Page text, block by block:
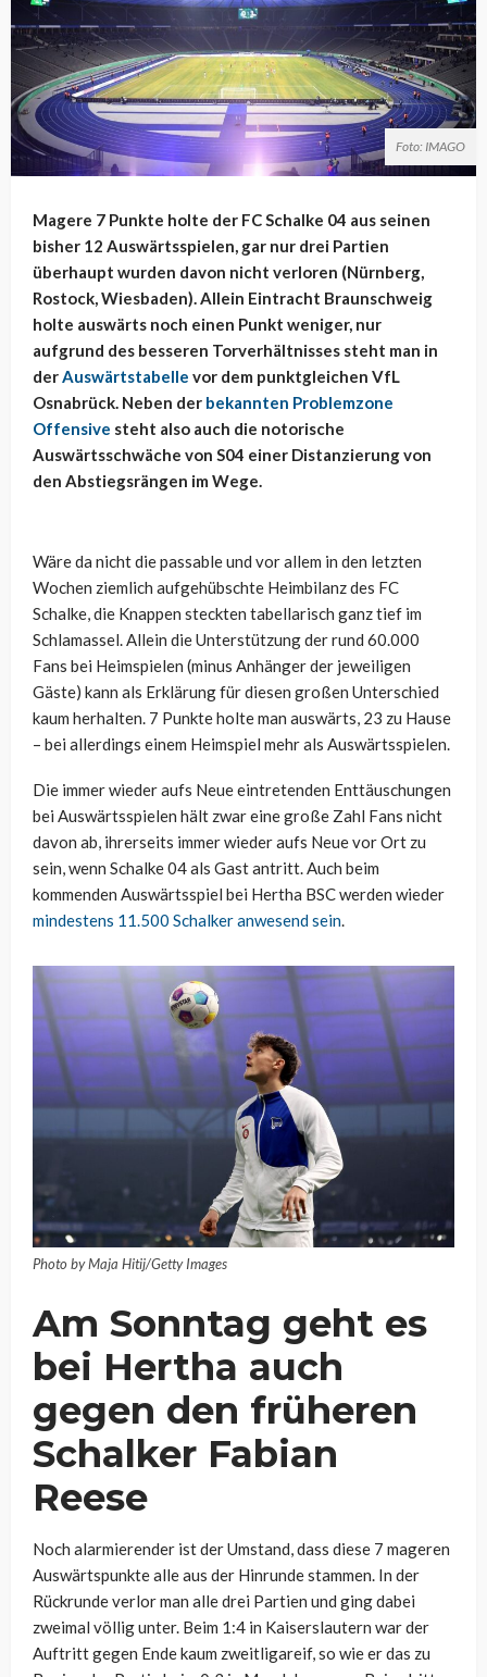
Foto: IMAGO
Magere 7 Punkte holte der FC Schalke 04 aus seinen
bisher 12 Auswärtsspielen, gar nur drei Partien
überhaupt wurden davon nicht verloren (Nürnberg,
Rostock, Wiesbaden). Allein Eintracht Braunschweig
holte auswärts noch einen Punkt weniger, nur
aufgrund des besseren Torverhältnisses steht man in
derAuswärtstabelle vor dem punktgleichen VfL
Osnabrück. Neben der bekannten Problemzone
Offensive steht also auch die notorische
Auswärtsschwäche von S04 einer Distanzierung von
den Abstiegsrängen im Wege.
Wäre da nicht die passable und vor allem in den letzten
Wochen ziemlich aufgehübschte Heimbilanz des FC
Schalke, die Knappen steckten tabellarisch ganz tief im
Schlamassel. Allein die Unterstützung der rund 60.000
Fans bei Heimspielen (minus Anhänger der jeweiligen
Gäste) kann als Erklärung für diesen großen Unterschied
kaum herhalten. 7 Punkte holte man auswärts, 23 zu Hause
– bei allerdings einem Heimspiel mehr als Auswärtsspielen.
Die immer wieder aufs Neue eintretenden Enttäuschungen
bei Auswärtsspielen hält zwar eine große Zahl Fans nicht
davon ab, ihrerseits immer wieder aufs Neue vor Ort zu
sein, wenn Schalke 04 als Gast antritt. Auch beim
kommenden Auswärtsspiel bei Hertha BSC werden wieder
mindestens 11.500 Schalker anwesend sein.
Photo by Maja Hitij/Getty Images
Am Sonntag geht es
bei Hertha auch
gegen den früheren
Schalker Fabian
Reese
Noch alarmierender ist der Umstand, dass diese 7 mageren
Auswärtspunkte alle aus der Hinrunde stammen. In der
Rückrunde verlor man alle drei Partien und ging dabei
zweimal völlig unter. Beim 1:4 in Kaiserslautern war der
Auftritt gegen Ende kaum zweitligareif, so wie er das zu